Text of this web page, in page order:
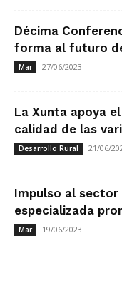
Décima
forma al futuro
Mar 27/06/2023
La Xunta apoya
calidad de las
Desarrollo Rural 21/06/
Impulso al
especializada
Mar 19/06/2023